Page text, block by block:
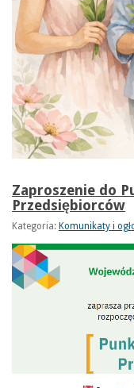
Zaproszenie do
Przedsiębiorców
Kategoria: Komunikaty i